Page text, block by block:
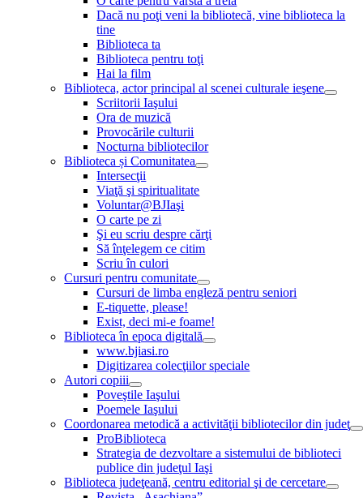
Dacă nu poţi veni la bibliotecă, vine biblioteca la
tine
Biblioteca ta
Biblioteca pentru toţi
Hai la film
Biblioteca, actor principal al scenei culturale ieşene
Scriitorii Iaşului
Ora de muzică
Provocările culturii
Nocturna bibliotecilor
Biblioteca și Comunitatea
Intersecţii
Viaţă şi spiritualitate
Voluntar@BJIaşi
O carte pe zi
Şi eu scriu despre cărţi
Să înţelegem ce citim
Scriu în culori
Cursuri pentru comunitate
Cursuri de limba engleză pentru seniori
E-tiquette, please!
Exist, deci mi-e foame!
Biblioteca în epoca digitală
www.bjiasi.ro
Digitizarea colecţiilor speciale
Autori copiii
Poveştile Iaşului
Poemele Iaşului
Coordonarea metodică a activităţii bibliotecilor din judeţ
ProBiblioteca
Strategia de dezvoltare a sistemului de biblioteci
publice din judeţul Iaşi
Biblioteca judeţeană, centru editorial şi de cercetare